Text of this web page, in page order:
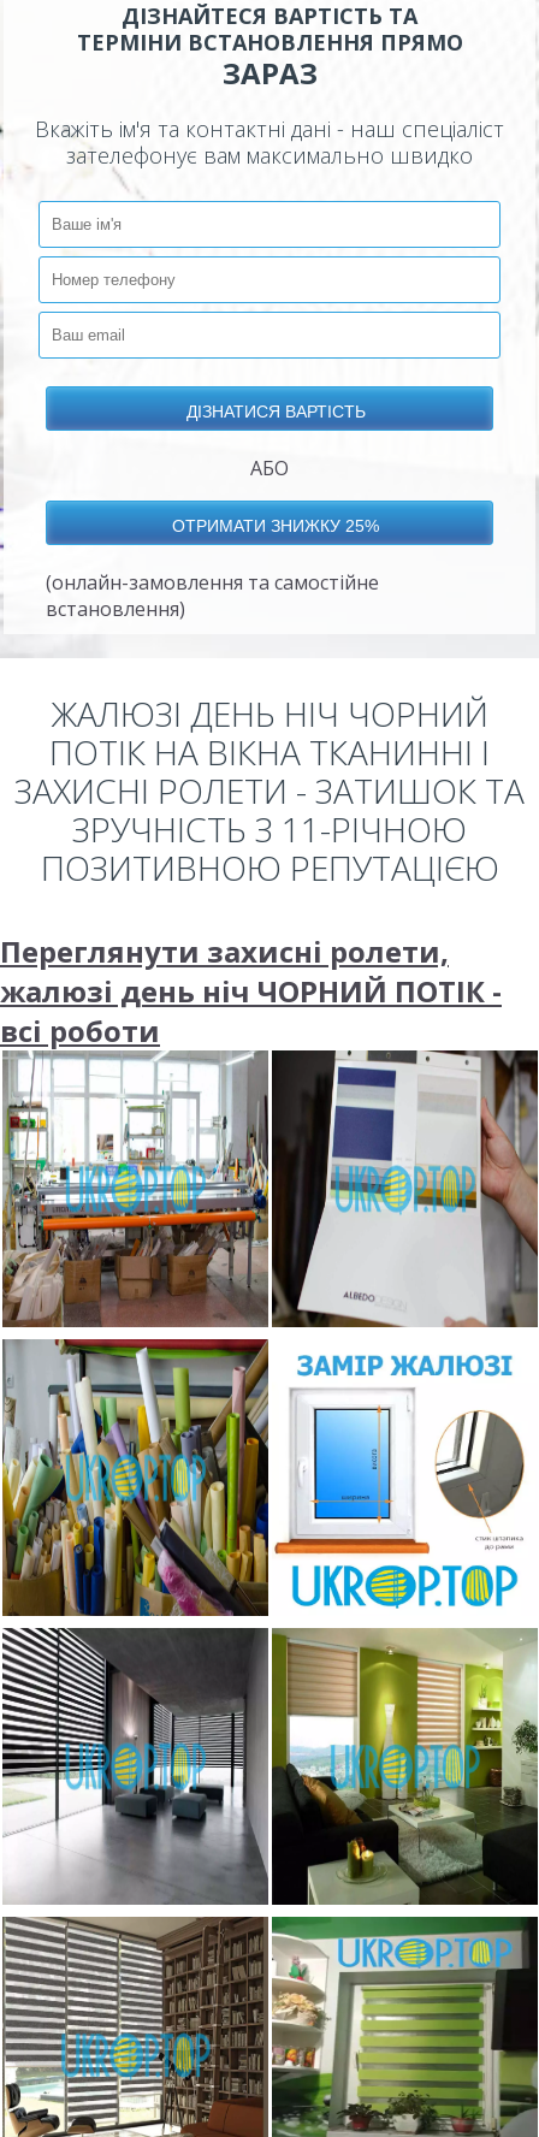
ДІЗНАЙТЕСЯ ВАРТІСТЬ ТА
ТЕРМІНИ ВСТАНОВЛЕННЯ ПРЯМО
ЗАРАЗ
Вкажіть ім'я та контактні дані - наш спеціаліст
зателефонує вам максимально швидко
АБО
(онлайн-замовлення та самостійне
встановлення)
ЖАЛЮЗІ ДЕНЬ НІЧ ЧОРНИЙ
ПОТІК НА ВІКНА ТКАНИННІ І
ЗАХИСНІ РОЛЕТИ - ЗАТИШОК ТА
ЗРУЧНІСТЬ З 11-РІЧНОЮ
ПОЗИТИВНОЮ РЕПУТАЦІЄЮ
Переглянути захисні ролети,
жалюзі день ніч ЧОРНИЙ ПОТІК -
всі роботи